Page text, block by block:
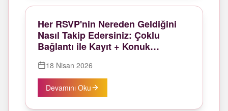
Her RSVP'nin Nereden Geldiğini
Nasıl Takip Edersiniz: Çoklu
Bağlantı ile Kayıt + Konuk
Etiketleri
18 Nisan 2026
Devamını Oku